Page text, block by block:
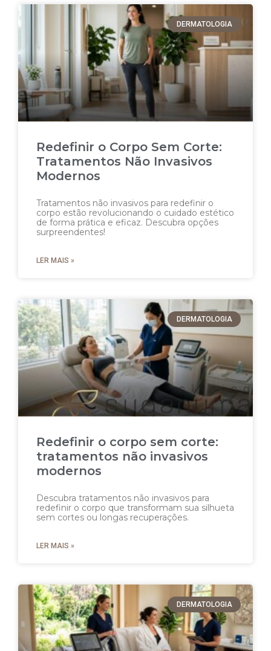
DERMATOLOGIA
Redefinir o Corpo Sem Corte:
Tratamentos Não Invasivos
Modernos
Tratamentos não invasivos para redefinir o
corpo estão revolucionando o cuidado estético
de forma prática e eficaz. Descubra opções
surpreendentes!
LER MAIS »
DERMATOLOGIA
Redefinir o corpo sem corte:
tratamentos não invasivos
modernos
Descubra tratamentos não invasivos para
redefinir o corpo que transformam sua silhueta
sem cortes ou longas recuperações.
LER MAIS »
DERMATOLOGIA